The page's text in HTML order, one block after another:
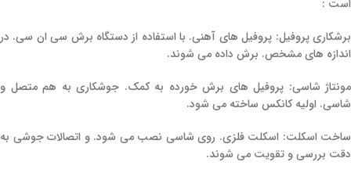
است :
برشکاری پروفیل: پروفیل‌ های آهنی. با استفاده از دستگاه برش سی ان سی. در
اندازه‌ های مشخص. برش داده می‌ شوند.
مونتاژ شاسی: پروفیل ‌های برش خورده به کمک. جوشکاری به هم متصل و
شاسی. اولیه کانکس ساخته می ‌شود.
ساخت اسکلت: اسکلت فلزی. روی شاسی نصب می‌ شود. و اتصالات جوشی به
دقت بررسی و تقویت می ‌شوند.